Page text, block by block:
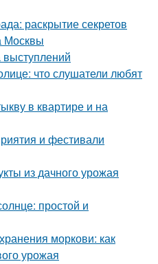
раскрытие секретов
Москвы
что слушатели любят
в квартире и на
и фестивали
из дачного урожая
простой и
моркови: как
урожая